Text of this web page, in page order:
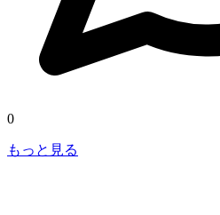
0
もっと見る